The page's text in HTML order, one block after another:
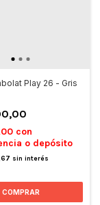
Play 26 - Gris
con
o depósito
sin interés
COMPRAR